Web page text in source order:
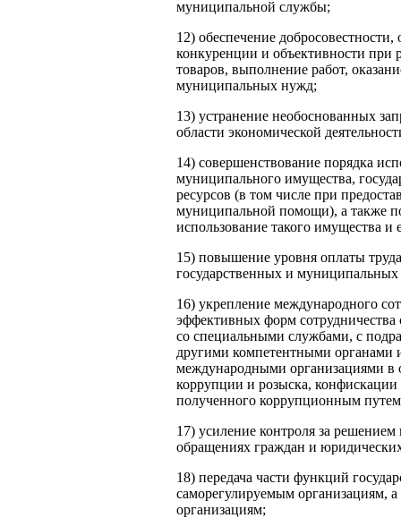
муниципальной службы;
12) обеспечение
конкуренции и объективности при
товаров, выполнение работ,
муниципальных нужд;
13) устранение необоснованных
области экономической
14) совершенствование порядка
муниципального имущества,
ресурсов (в том числе при
муниципальной помощи), а также
использование такого имущества и
15) повышение уровня оплаты
государственных и
16) укрепление международного
эффективных форм
со специальными службами, с
другими компетентными органами
международными организациями в
коррупции и розыска,
полученного коррупционным
17) усиление контроля за
обращениях граждан и
18) передача части функций
саморегулируемым организациям,
организациям;